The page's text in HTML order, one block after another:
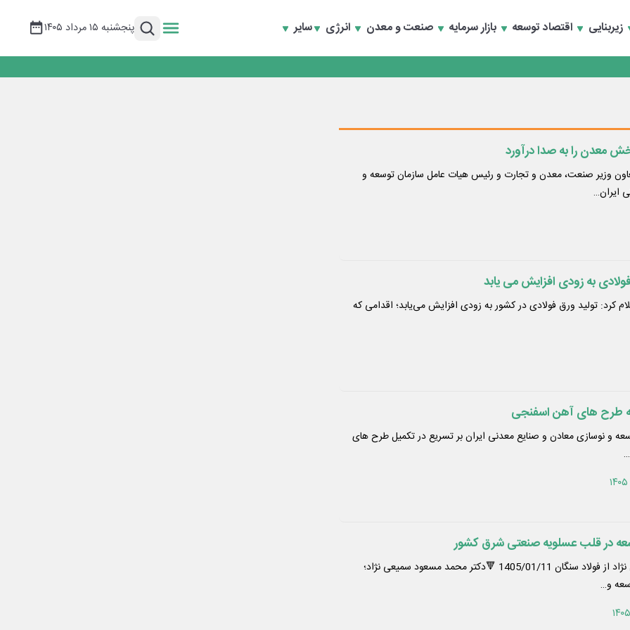
زیربنایی اقتصاد توسعه بازار سرمایه صنعت و معدن انرژی سایر پنجشنبه ۱۵ مرداد ۱۴۰۵
انرژی‌های نو و تجدیدپذیر با حضور استاندار اصفهان
معدن را به صدا درآورد
وزیر صنعت، معدن و تجارت و رئیس هیات عامل سازمان توسعه و
ایران…
به زودی افزایش می یابد
کرد: تولید ورق فولادی در کشور به‌ زودی افزایش می‌یابد؛ اقدامی که
طرح های آهن اسفنجی
و نوسازی معادن و صنایع معدنی ایران بر تسریع در تکمیل طرح های
در قلب عسلویه صنعتی شرق کشور
🔹بازدید عیدانه دکتر سمیعی نژاد از فولاد سنگان 1405/01/11 🔻دکتر محمد مسعود سمیعی نژاد؛
و…